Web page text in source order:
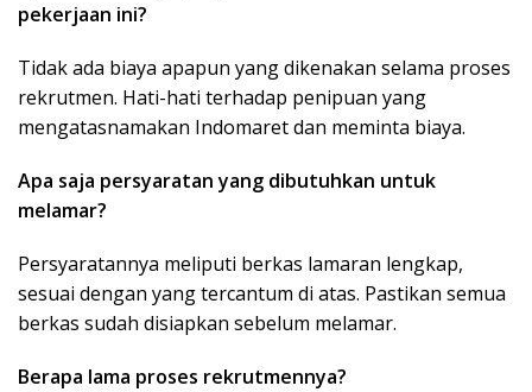
pekerjaan ini?
Tidak ada biaya apapun yang dikenakan selama proses
rekrutmen. Hati-hati terhadap penipuan yang
mengatasnamakan Indomaret dan meminta biaya.
Apa saja persyaratan yang dibutuhkan untuk
melamar?
Persyaratannya meliputi berkas lamaran lengkap,
sesuai dengan yang tercantum di atas. Pastikan semua
berkas sudah disiapkan sebelum melamar.
Berapa lama proses rekrutmennya?